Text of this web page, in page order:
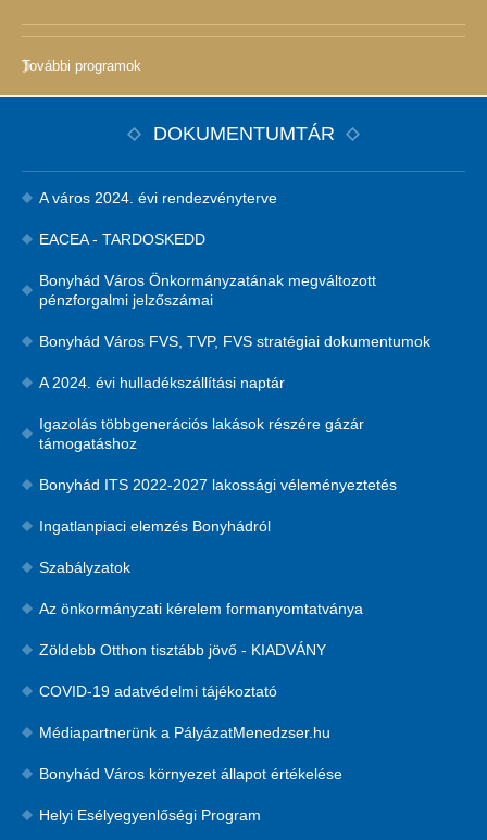
További programok
DOKUMENTUMTÁR
A város 2024. évi rendezvényterve
EACEA - TARDOSKEDD
Bonyhád Város Önkormányzatának megváltozott
pénzforgalmi jelzőszámai
Bonyhád Város FVS, TVP, FVS stratégiai dokumentumok
A 2024. évi hulladékszállítási naptár
Igazolás többgenerációs lakások részére gázár
támogatáshoz
Bonyhád ITS 2022-2027 lakossági véleményeztetés
Ingatlanpiaci elemzés Bonyhádról
Szabályzatok
Az önkormányzati kérelem formanyomtatványa
Zöldebb Otthon tisztább jövő - KIADVÁNY
COVID-19 adatvédelmi tájékoztató
Médiapartnerünk a PályázatMenedzser.hu
Bonyhád Város környezet állapot értékelése
Helyi Esélyegyenlőségi Program